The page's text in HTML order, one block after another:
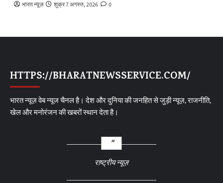
भारत न्यूज़ शुक्र 7 अगस्त, 2026 0
HTTPS://BHARATNEWSSERVICE.COM/
भारत न्यूज़ वेब न्यूज चैनल है। देश और दुनिया की जनहित से जुड़ी न्यूज़, राजनीति,
खेल और मनोरंजन की खबरों स्थान देता है।
राष्ट्रीय न्यूज़